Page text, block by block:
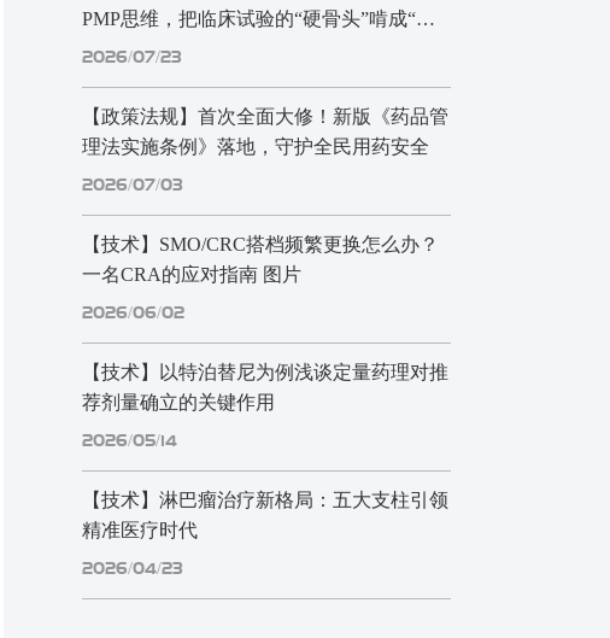
PMP思维，把临床试验的“硬骨头”啃成“香
饽饽”
2026/07/23
【政策法规】首次全面大修！新版《药品管
理法实施条例》落地，守护全民用药安全
2026/07/03
【技术】SMO/CRC搭档频繁更换怎么办？
一名CRA的应对指南 图片
2026/06/02
【技术】以特泊替尼为例浅谈定量药理对推
荐剂量确立的关键作用
2026/05/14
【技术】淋巴瘤治疗新格局：五大支柱引领
精准医疗时代
2026/04/23